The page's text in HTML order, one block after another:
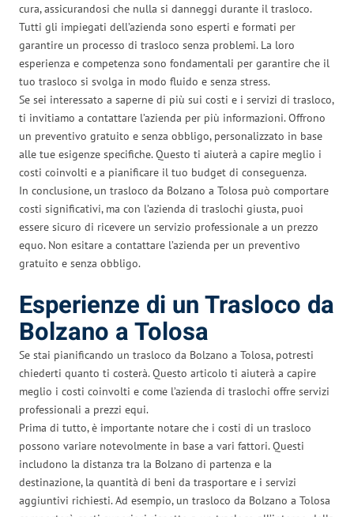
cura, assicurandosi che nulla si danneggi durante il trasloco.
Tutti gli impiegati dell’azienda sono esperti e formati per
garantire un processo di trasloco senza problemi. La loro
esperienza e competenza sono fondamentali per garantire che il
tuo trasloco si svolga in modo fluido e senza stress.
Se sei interessato a saperne di più sui costi e i servizi di trasloco,
ti invitiamo a contattare l’azienda per più informazioni. Offrono
un preventivo gratuito e senza obbligo, personalizzato in base
alle tue esigenze specifiche. Questo ti aiuterà a capire meglio i
costi coinvolti e a pianificare il tuo budget di conseguenza.
In conclusione, un trasloco da Bolzano a Tolosa può comportare
costi significativi, ma con l’azienda di traslochi giusta, puoi
essere sicuro di ricevere un servizio professionale a un prezzo
equo. Non esitare a contattare l’azienda per un preventivo
gratuito e senza obbligo.
Esperienze di un Trasloco da
Bolzano a Tolosa
Se stai pianificando un trasloco da Bolzano a Tolosa, potresti
chiederti quanto ti costerà. Questo articolo ti aiuterà a capire
meglio i costi coinvolti e come l’azienda di traslochi offre servizi
professionali a prezzi equi.
Prima di tutto, è importante notare che i costi di un trasloco
possono variare notevolmente in base a vari fattori. Questi
includono la distanza tra la Bolzano di partenza e la
destinazione, la quantità di beni da trasportare e i servizi
aggiuntivi richiesti. Ad esempio, un trasloco da Bolzano a Tolosa